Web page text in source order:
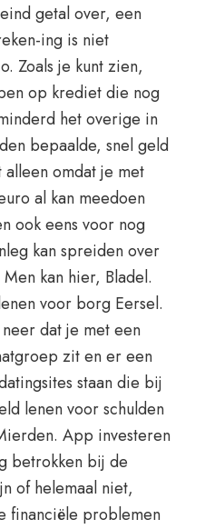
getal over, een
ing is niet
Zoals je kunt zien,
op krediet die nog
het overige in
bepaalde, snel geld
omdat je met
al kan meedoen
ook eens voor nog
kan spreiden over
kan hier, Bladel.
voor borg Eersel.
dat je met een
zit en er een
staan die bij
lenen voor schulden
App investeren
betrokken bij de
of helemaal niet,
financiële problemen